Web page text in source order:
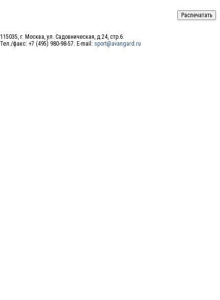
115035, г. Москва, ул. Садовническая, д.24, стр.6.
Тел./факс: +7 (495) 980-98-57. E-mail: sport@avangard.ru